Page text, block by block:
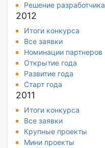
Решение разработчика
2012
Итоги конкурса
Все заявки
Номинации партнеров
Открытие года
Развитие года
Старт года
2011
Итоги конкурса
Все заявки
Крупные проекты
Мини проекты